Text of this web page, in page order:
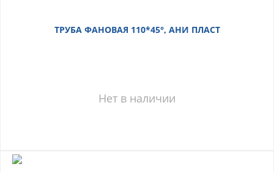
ТРУБА ФАНОВАЯ 110*45°, АНИ ПЛАСТ
Нет в наличии